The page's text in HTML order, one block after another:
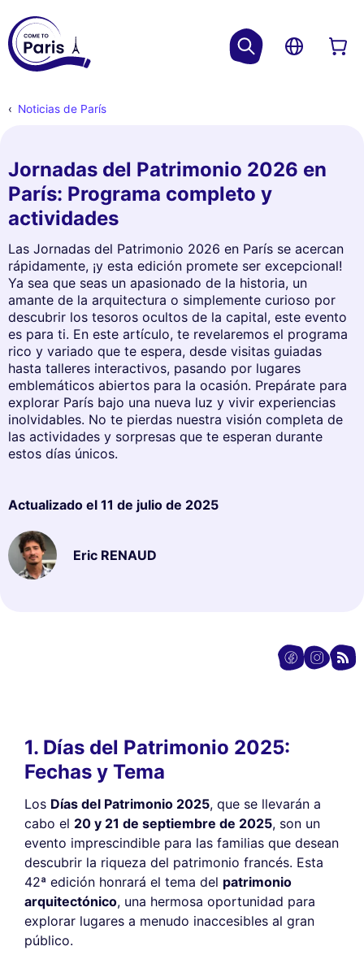
Noticias de París
Jornadas del Patrimonio 2026 en
París: Programa completo y
actividades
Las Jornadas del Patrimonio 2026 en París se acercan
rápidamente, ¡y esta edición promete ser excepcional!
Ya sea que seas un apasionado de la historia, un
amante de la arquitectura o simplemente curioso por
descubrir los tesoros ocultos de la capital, este evento
es para ti. En este artículo, te revelaremos el programa
rico y variado que te espera, desde visitas guiadas
hasta talleres interactivos, pasando por lugares
emblemáticos abiertos para la ocasión. Prepárate para
explorar París bajo una nueva luz y vivir experiencias
inolvidables. No te pierdas nuestra visión completa de
las actividades y sorpresas que te esperan durante
estos días únicos.
Actualizado el 11 de julio de 2025
Eric RENAUD
1. Días del Patrimonio 2025:
Fechas y Tema
Los Días del Patrimonio 2025, que se llevarán a
cabo el 20 y 21 de septiembre de 2025, son un
evento imprescindible para las familias que desean
descubrir la riqueza del patrimonio francés. Esta
42ª edición honrará el tema del patrimonio
arquitectónico, una hermosa oportunidad para
explorar lugares a menudo inaccesibles al gran
público.